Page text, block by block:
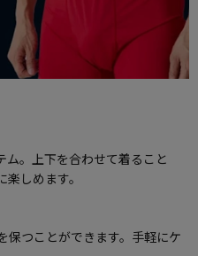
ム。上下を合わせて着ること
しめます。
保つことができます。手軽にケ